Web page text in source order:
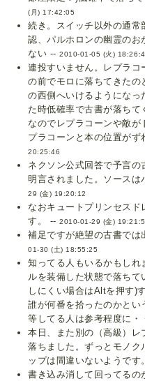
(月) 17:42:05
続き。スイッチ以外の通
認、パルホロンの幽霊の
ない --2010-01-05 (火)
連投すいません。レプラコ
の前でモロに落ちてきたの
の西側へいけるようにな
た時低確率で古書が落ちて
なのでレプラコーンや敵
プラコーンと本の位置が
20:25:46
ネクソン公式回答で予言の
明言されました。ソース
29 (金) 19:20:12
なおキュートプリンセス
す。 --2010-01-29 (金)
補足ですが絶望の古書で
01-30 (土) 18:55:25
知ってる人もいるかもしれ
ルを装備した状態で落ちて
しにくい場合はAltを押す)
誰が何番を拾ったのかと
等してる人は参考程度に・
本日、また別の（高級）
落ちました。ずっとモノク
ップは間違いないようです
書き込み消して回ってるの